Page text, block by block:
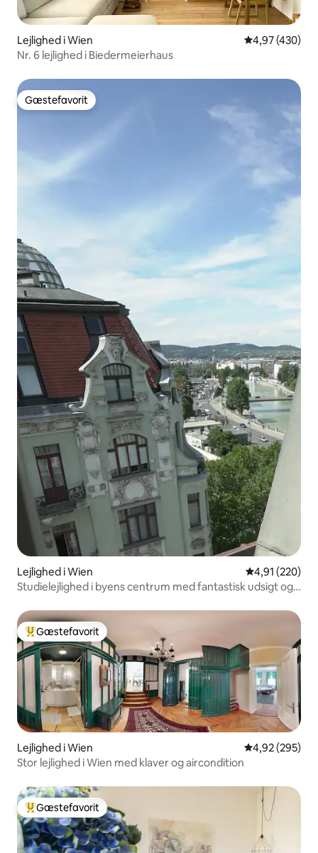
Lejlighed i Wien 4,97 ud af 5 i
4,97 (430)
Nr. 6 lejlighed i Biedermeierhaus
Gæstefavorit
Gæstefavorit
Lejlighed i Wien 4,91 ud af 5 i
4,91 (220)
Studielejlighed i byens centrum med fantastisk udsigt og
Bedste gæstefavorit
Gæstefavorit
Lejlighed i Wien 4,92 ud af 5 i
4,92 (295)
Stor lejlighed i Wien med klaver og aircondition
Bedste gæstefavorit
Gæstefavorit